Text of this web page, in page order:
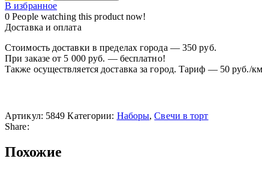
В избранное
0 People watching this product now!
Доставка и оплата
Стоимость доставки в пределах города — 350 руб.
При заказе от 5 000 руб. — бесплатно!
Также осуществляется доставка за город. Тариф — 50 руб./
Артикул: 5849Категории: Наборы, Свечи в торт
Share:
Похожие